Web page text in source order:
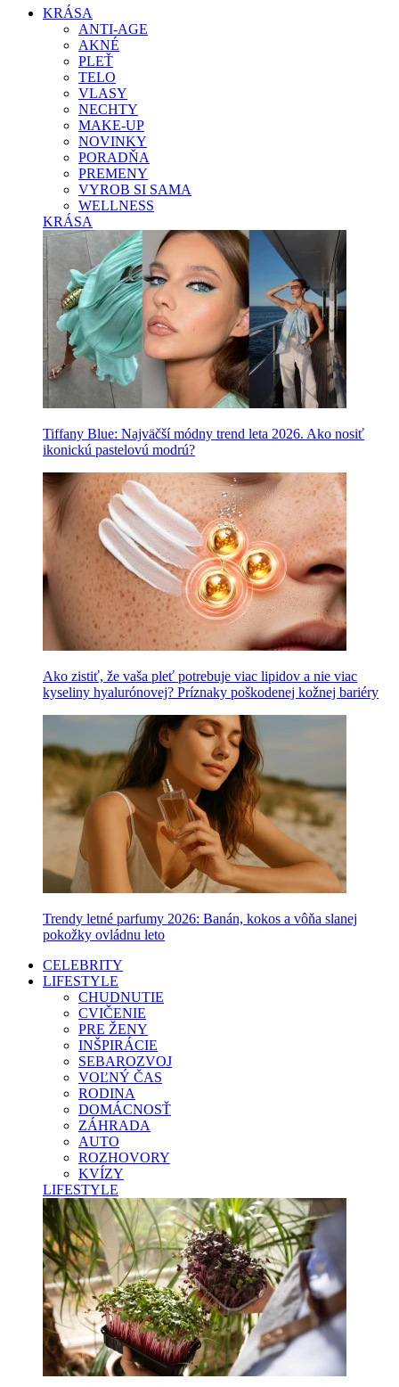
KRÁSA
ANTI-AGE
AKNÉ
PLEŤ
TELO
VLASY
NECHTY
MAKE-UP
NOVINKY
PORADŇA
PREMENY
VYROB SI SAMA
WELLNESS
KRÁSA
Tiffany Blue: Najväčší módny trend leta 2026. Ako nosiť
ikonickú pastelovú modrú?
Ako zistiť, že vaša pleť potrebuje viac lipidov a nie viac
kyseliny hyalurónovej? Príznaky poškodenej kožnej bariéry
Trendy letné parfumy 2026: Banán, kokos a vôňa slanej
pokožky ovládnu leto
CELEBRITY
LIFESTYLE
CHUDNUTIE
CVIČENIE
PRE ŽENY
INŠPIRÁCIE
SEBAROZVOJ
VOĽNÝ ČAS
RODINA
DOMÁCNOSŤ
ZÁHRADA
AUTO
ROZHOVORY
KVÍZY
LIFESTYLE